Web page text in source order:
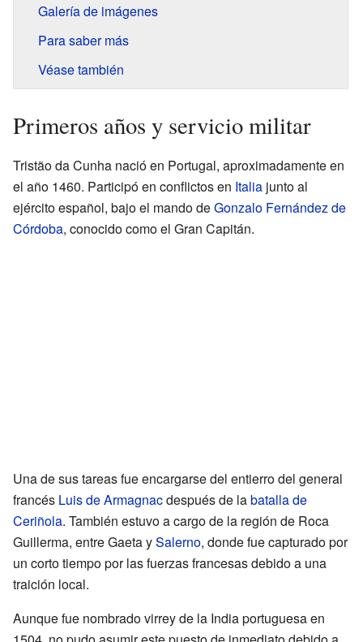
Galería de imágenes
Para saber más
Véase también
Primeros años y servicio militar
Tristão da Cunha nació en Portugal, aproximadamente en
el año 1460. Participó en conflictos en Italia junto al
ejército español, bajo el mando deGonzalo Fernández de
Córdoba, conocido como el Gran Capitán.
Una de sus tareas fue encargarse del entierro del general
francés Luis de Armagnacdespués de labatalla de
Ceriñola. También estuvo a cargo de la región de Roca
Guillerma, entre Gaeta ySalerno, donde fue capturado por
un corto tiempo por las fuerzas francesas debido a una
traición local.
Aunque fue nombrado virrey de la India portuguesa en